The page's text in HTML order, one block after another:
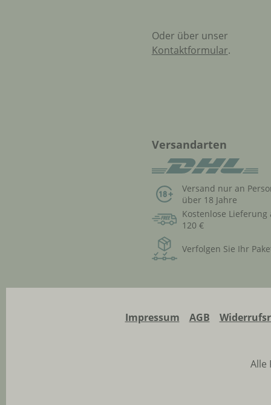
Oder über unser
Kontaktformular.
Versandarten
Versand nur an
über 18 Jahre
Kostenlose Lieferung
120 €
Verfolgen Sie Ihr
Impressum AGB
Alle